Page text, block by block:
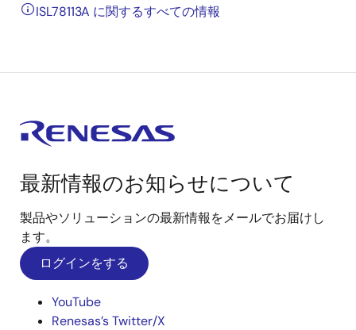
ISL78113A に関するすべての情報
最新情報のお知らせについて
製品やソリューションの最新情報をメールでお届けし
ます。
ログインをする
YouTube
Renesas’s Twitter/X